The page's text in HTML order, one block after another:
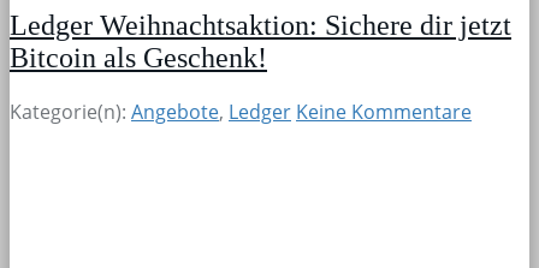
Ledger Weihnachtsaktion: Sichere dir jetzt
Bitcoin als Geschenk!
Kategorie(n): Angebote, Ledger Keine Kommentare